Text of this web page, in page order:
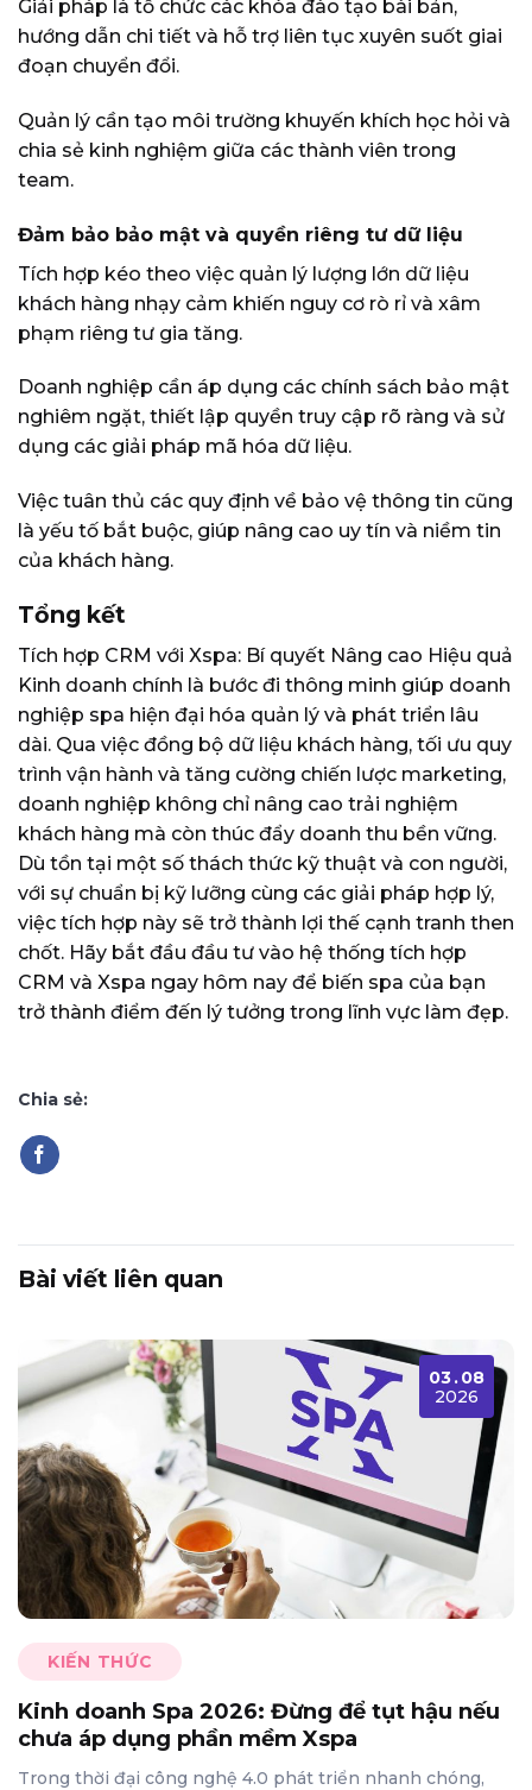
Giải pháp là tổ chức các khóa đào tạo bài bản,
hướng dẫn chi tiết và hỗ trợ liên tục xuyên suốt giai
đoạn chuyển đổi.
Quản lý cần tạo môi trường khuyến khích học hỏi và
chia sẻ kinh nghiệm giữa các thành viên trong
team.
Đảm bảo bảo mật và quyền riêng tư dữ liệu
Tích hợp kéo theo việc quản lý lượng lớn dữ liệu
khách hàng nhạy cảm khiến nguy cơ rò rỉ và xâm
phạm riêng tư gia tăng.
Doanh nghiệp cần áp dụng các chính sách bảo mật
nghiêm ngặt, thiết lập quyền truy cập rõ ràng và sử
dụng các giải pháp mã hóa dữ liệu.
Việc tuân thủ các quy định về bảo vệ thông tin cũng
là yếu tố bắt buộc, giúp nâng cao uy tín và niềm tin
của khách hàng.
Tổng kết
Tích hợp CRM với Xspa: Bí quyết Nâng cao Hiệu quả
Kinh doanh chính là bước đi thông minh giúp doanh
nghiệp spa hiện đại hóa quản lý và phát triển lâu
dài. Qua việc đồng bộ dữ liệu khách hàng, tối ưu quy
trình vận hành và tăng cường chiến lược marketing,
doanh nghiệp không chỉ nâng cao trải nghiệm
khách hàng mà còn thúc đẩy doanh thu bền vững.
Dù tồn tại một số thách thức kỹ thuật và con người,
với sự chuẩn bị kỹ lưỡng cùng các giải pháp hợp lý,
việc tích hợp này sẽ trở thành lợi thế cạnh tranh then
chốt. Hãy bắt đầu đầu tư vào hệ thống tích hợp
CRM và Xspa ngay hôm nay để biến spa của bạn
trở thành điểm đến lý tưởng trong lĩnh vực làm đẹp.
Chia sẻ:
Bài viết liên quan
KIẾN THỨC
Kinh doanh Spa 2026: Đừng để tụt hậu nếu
chưa áp dụng phần mềm Xspa
Trong thời đại công nghệ 4.0 phát triển nhanh chóng,
03.08
2026